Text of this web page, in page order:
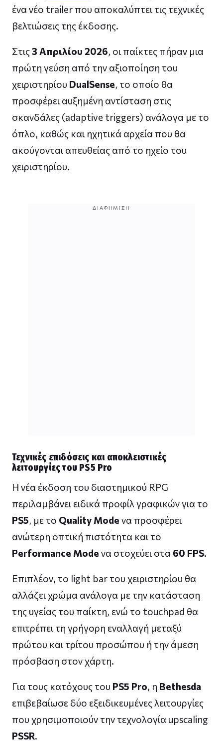
ένα νέο trailer που αποκαλύπτει τις τεχνικές
βελτιώσεις της έκδοσης.
Στις3 Απριλίου 2026, οι παίκτες πήραν μια
πρώτη γεύση από την αξιοποίηση του
χειριστηρίου DualSense, το οποίο θα
προσφέρει αυξημένη αντίσταση στις
σκανδάλες (adaptive triggers) ανάλογα με το
όπλο, καθώς και ηχητικά αρχεία που θα
ακούγονται απευθείας από το ηχείο του
χειριστηρίου.
ΔΙΑΦΉΜΙΣΗ
Τεχνικές επιδόσεις και αποκλειστικές
λειτουργίες του PS5 Pro
Η νέα έκδοση του διαστημικού RPG
περιλαμβάνει ειδικά προφίλ γραφικών για το
PS5, με το Quality Mode να προσφέρει
ανώτερη οπτική πιστότητα και το
Performance Mode να στοχεύει στα 60 FPS.
Επιπλέον, το light bar του χειριστηρίου θα
αλλάζει χρώμα ανάλογα με την κατάσταση
της υγείας του παίκτη, ενώ το touchpad θα
επιτρέπει τη γρήγορη εναλλαγή μεταξύ
πρώτου και τρίτου προσώπου ή την άμεση
πρόσβαση στον χάρτη.
Για τους κατόχους του PS5 Pro, η Bethesda
επιβεβαίωσε δύο εξειδικευμένες λειτουργίες
που χρησιμοποιούν την τεχνολογία upscaling
PSSR.